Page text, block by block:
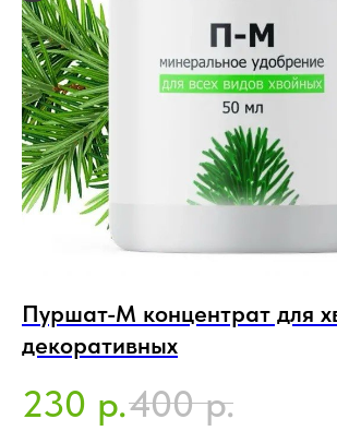
Пуршат-М концентрат для
декоративных
230 р.400 р.